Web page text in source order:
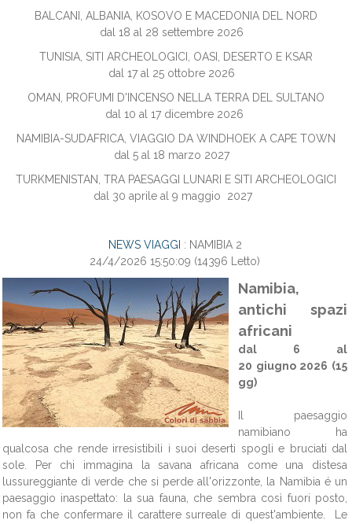
BALCANI, ALBANIA, KOSOVO E MACEDONIA DEL NORD
dal 18 al 28 settembre 2026
TUNISIA, SITI ARCHEOLOGICI, OASI, DESERTO E KSAR
dal 17 al 25 ottobre 2026
OMAN, PROFUMI D'INCENSO NELLA TERRA DEL SULTANO
dal 10 al 17 dicembre 2026
NAMIBIA-SUDAFRICA, VIAGGIO DA WINDHOEK A CAPE TOWN
dal 5 al 18 marzo 2027
TURKMENISTAN, TRA PAESAGGI LUNARI E SITI ARCHEOLOGICI
dal 30 aprile al 9 maggio 2027
NEWS VIAGGI : NAMIBIA 2
24/4/2026 15:50:09 (14396 Letto)
Namibia,
antichi spazi
africani
dal 6 al
20 giugno 2026 (15
gg)
Il paesaggio
namibiano ha
qualcosa che rende irresistibili i suoi deserti spogli e bruciati dal
sole. Per chi immagina la savana africana come una distesa
lussureggiante di verde che si perde all'orizzonte, la Namibia é un
paesaggio inaspettato: la sua fauna, che sembra così fuori posto,
non fa che confermare il carattere surreale di quest'ambiente. Le